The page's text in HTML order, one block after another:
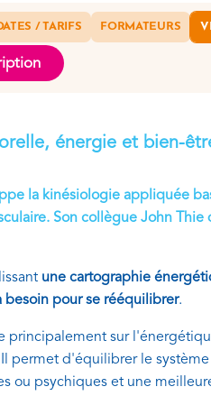
/ TARIFS FORMATEURS
énergie et bien-
la kinésiologie appliquée
Son collègue John
une cartographie
pour se rééquilibrer.
principalement sur
permet d'équilibrer le
ou psychiques et une